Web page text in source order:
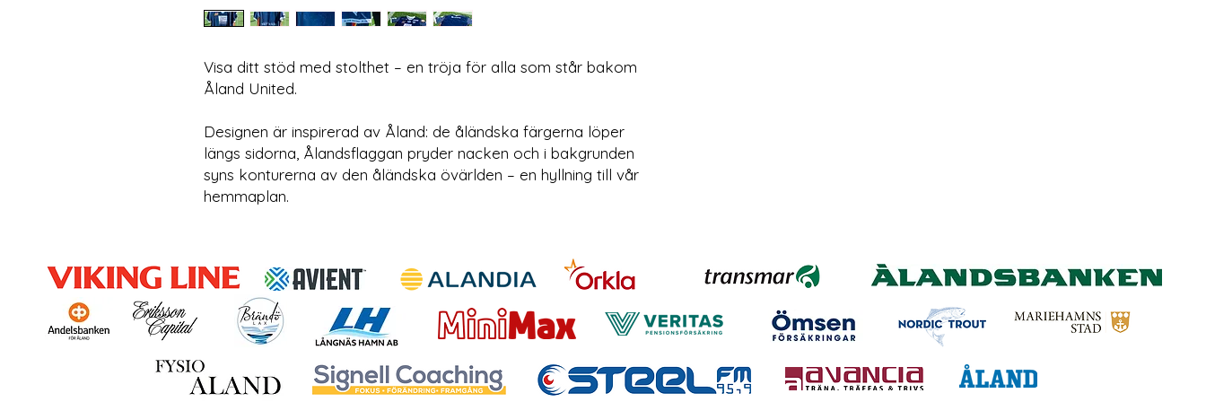
Visa ditt stöd med stolthet – en tröja för alla som står bakom
Åland United.
Designen är inspirerad av Åland: de åländska färgerna löper
längs sidorna, Ålandsflaggan pryder nacken och i bakgrunden
syns konturerna av den åländska övärlden – en hyllning till vår
hemmaplan.